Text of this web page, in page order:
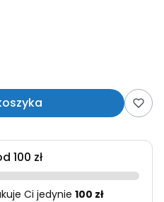
100 zł
Ci jedynie 100 zł